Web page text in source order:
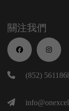
關注我們
(852)